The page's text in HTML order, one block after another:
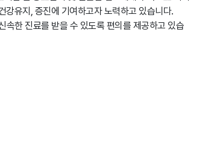
유지, 증진에 기여하고자 노력하고 있습니다.
속한 진료를 받을 수 있도록 편의를 제공하고 있습